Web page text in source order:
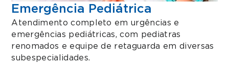
Emergência Pediátrica
Atendimento completo em urgências e
emergências pediátricas, com pediatras
renomados e equipe de retaguarda em diversas
subespecialidades.